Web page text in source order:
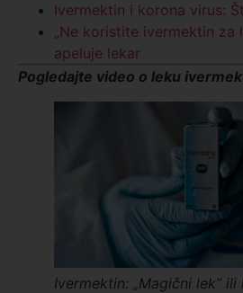
Ivermektin i korona virus:
„Ne koristite ivermektin za
apeluje lekar
Pogledajte video o leku
Ivermektin: „Magični lek” ili